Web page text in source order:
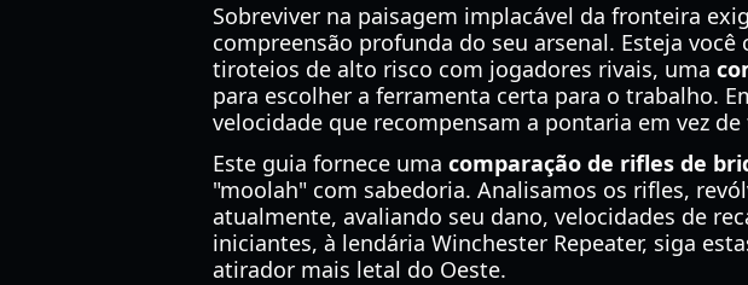
Sobreviver na paisagem implacável da fronteira
compreensão profunda do seu arsenal. Esteja
tiroteios de alto risco com jogadores rivais, uma
para escolher a ferramenta certa para o trabalho.
velocidade que recompensam a pontaria em vez
Este guia fornece uma comparação de rifles de
"moolah" com sabedoria. Analisamos os rifles,
atualmente, avaliando seu dano, velocidades de
iniciantes, à lendária Winchester Repeater, siga
atirador mais letal do Oeste.